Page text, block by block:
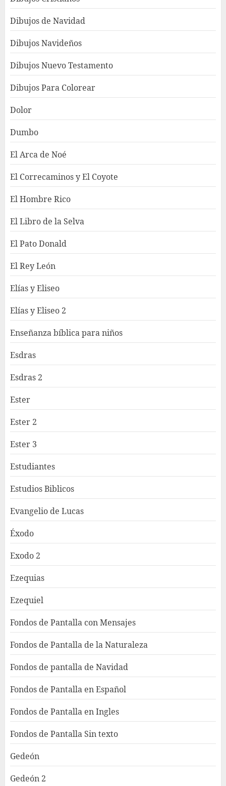
Dibujos de Navidad
Dibujos Navideños
Dibujos Nuevo Testamento
Dibujos Para Colorear
Dolor
Dumbo
El Arca de Noé
El Correcaminos y El Coyote
El Hombre Rico
El Libro de la Selva
El Pato Donald
El Rey León
Elías y Eliseo
Elías y Eliseo 2
Enseñanza bíblica para niños
Esdras
Esdras 2
Ester
Ester 2
Ester 3
Estudiantes
Estudios Biblicos
Evangelio de Lucas
Éxodo
Exodo 2
Ezequias
Ezequiel
Fondos de Pantalla con Mensajes
Fondos de Pantalla de la Naturaleza
Fondos de pantalla de Navidad
Fondos de Pantalla en Español
Fondos de Pantalla en Ingles
Fondos de Pantalla Sin texto
Gedeón
Gedeón 2